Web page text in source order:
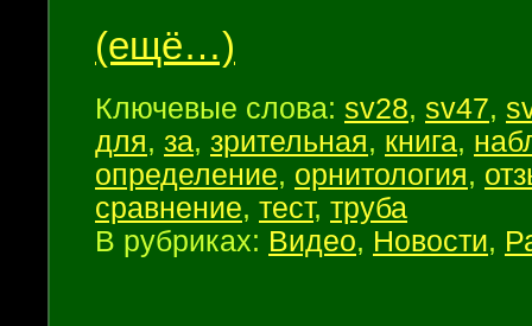
(ещё…)
Ключевые слова: sv28, sv47,
для, за, зрительная, книга,
определение, орнитология,
сравнение, тест, труба
В рубриках: Видео, Новости,